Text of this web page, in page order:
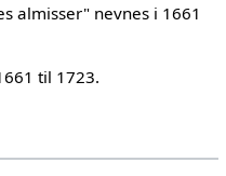
almisser" nevnes i 1661
til 1723.